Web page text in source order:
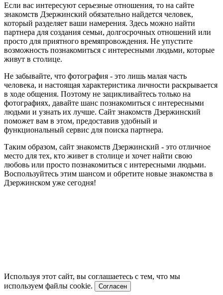
Если вас интересуют серьезные отношения, то на сайте
знакомств Дзержинский обязательно найдется человек,
который разделяет ваши намерения. Здесь можно найти
партнера для создания семьи, долгосрочных отношений или
просто для приятного времяпровождения. Не упустите
возможность познакомиться с интересными людьми, которые
живут в столице.
Не забывайте, что фотография - это лишь малая часть
человека, и настоящая характеристика личности раскрывается
в ходе общения. Поэтому не зацикливайтесь только на
фотографиях, давайте шанс познакомиться с интересными
людьми и узнать их лучше. Сайт знакомств Дзержинский
поможет вам в этом, предоставив удобный и
функциональный сервис для поиска партнера.
Таким образом, сайт знакомств Дзержинский - это отличное
место для тех, кто живет в столице и хочет найти свою
любовь или просто познакомиться с интересными людьми.
Воспользуйтесь этим шансом и обретите новые знакомства в
Дзержинском уже сегодня!
Используя этот сайт, вы соглашаетесь с тем, что мы
используем файлы cookie.
Согласен